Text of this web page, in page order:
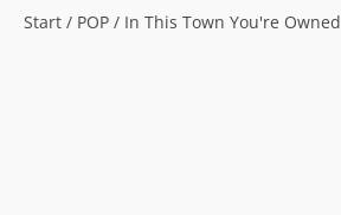
Start / POP / In This Town You're Owned